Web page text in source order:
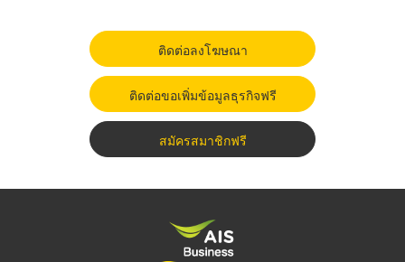
ติดต่อลงโฆษณา
ติดต่อขอเพิ่มข้อมูลธุรกิจฟรี
สมัครสมาชิกฟรี